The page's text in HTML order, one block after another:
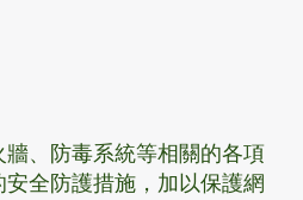
、防毒系統等相關的各項
全防護措施，加以保護網